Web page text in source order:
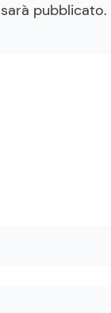
pubblicato.